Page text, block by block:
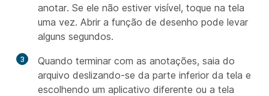
anotar. Se ele não estiver visível, toque na tela
uma vez. Abrir a função de desenho pode levar
alguns segundos.
3
Quando terminar com as anotações, saia do
arquivo deslizando-se da parte inferior da tela e
escolhendo um aplicativo diferente ou a tela